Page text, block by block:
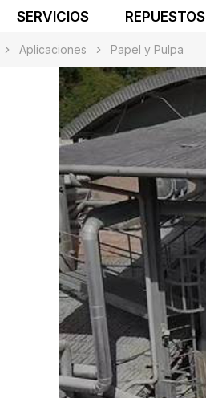
SERVICIOS REPUESTOS
Aplicaciones Papel y Pulpa